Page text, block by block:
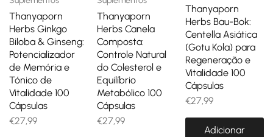
Thanyaporn
Herbs Ginkgo
Biloba & Ginseng:
Potencializador
de Memória e
Tónico de
Vitalidade 100
Cápsulas
€27,99
Thanyaporn
Herbs Canela
Composta:
Controle Natural
do Colesterol e
Equilíbrio
Metabólico 100
Cápsulas
€27,99
Thanyaporn
Herbs Bau-Bok:
Centella Asiática
(Gotu Kola) para
Regeneração e
Vitalidade 100
Cápsulas
€27,99
Adicionar